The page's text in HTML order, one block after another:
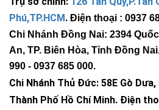
Phú,TP.HCM . Điện thoại : 0937
Chi Nhánh Đồng Nai: 2394
An, TP. Biên Hòa, Tỉnh Đồng
990 - 0937 685 000.
Chi Nhánh Thủ Đức: 58E Gò
Thành Phố Hồ Chí Minh. Điện